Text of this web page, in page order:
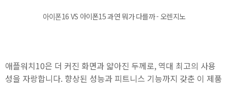
아이폰16 VS 아이폰15 과연 뭐가 다를까 - 오렌지노
애플워치10은 더 커진 화면과 얇아진 두께로, 역대 최고의 사용
성을 자랑합니다. 향상된 성능과 피트니스 기능까지 갖춘 이 제품